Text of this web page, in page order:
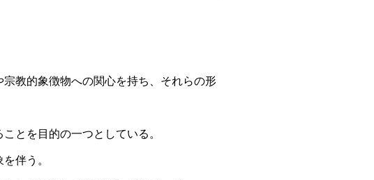
教的象徴物への関心を持ち、それらの形
とを目的の一つとしている。
伴う。